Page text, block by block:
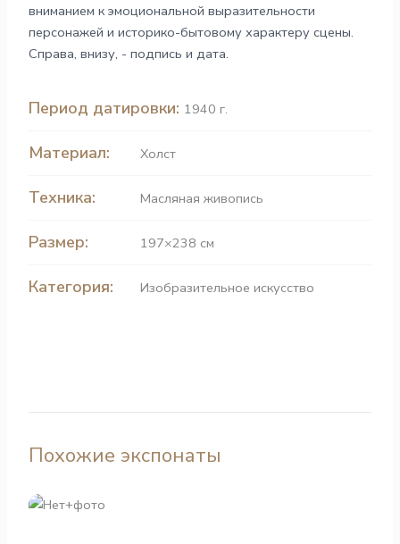
вниманием к эмоциональной выразительности
персонажей и историко-бытовому характеру сцены.
Справа, внизу, - подпись и дата.
Период датировки: 1940 г.
Материал: Холст
Техника: Масляная живопись
Размер: 197×238 см
Категория: Изобразительное искусство
Похожие экспонаты